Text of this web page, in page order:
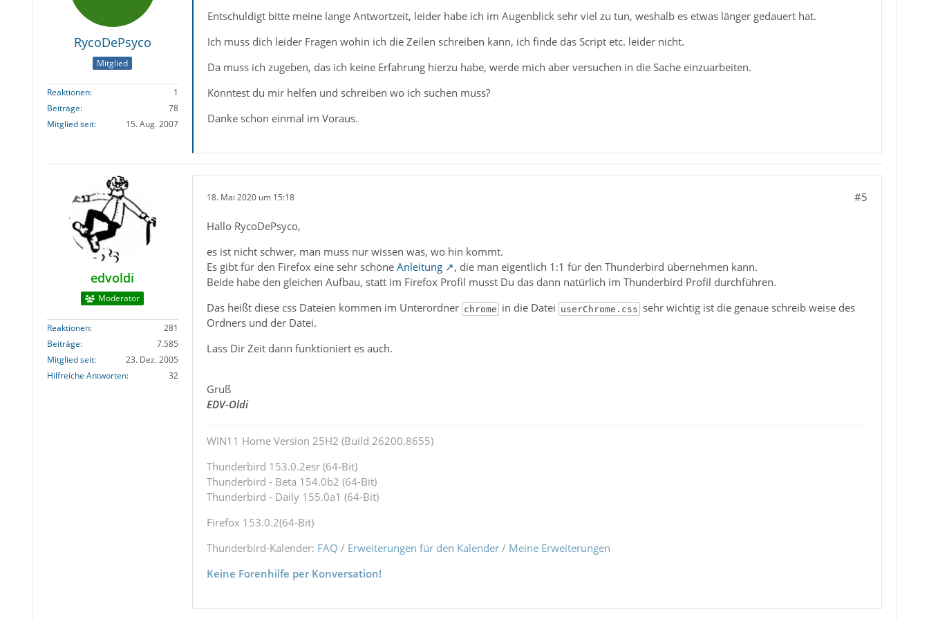
RycoDePsyco
Mitglied
Reaktionen
1
Beiträge
78
Mitglied seit
15. Aug. 2007
Entschuldigt bitte meine lange Antwortzeit, leider habe ich im Augenblick sehr viel zu tun, weshalb es etwas länger gedauert hat.
Ich muss dich leider Fragen wohin ich die Zeilen schreiben kann, ich finde das Script etc. leider nicht.
Da muss ich zugeben, das ich keine Erfahrung hierzu habe, werde mich aber versuchen in die Sache einzuarbeiten.
Könntest du mir helfen und schreiben wo ich suchen muss?
Danke schon einmal im Voraus.
edvoldi
Moderator
Reaktionen
281
Beiträge
7.585
Mitglied seit
23. Dez. 2005
Hilfreiche Antworten
32
18. Mai 2020 um 15:18 #5
Hallo RycoDePsyco,
es ist nicht schwer, man muss nur wissen was, wo hin kommt.
Es gibt für den Firefox eine sehr schöne Anleitung
, die man eigentlich 1:1 für den Thunderbird übernehmen kann.
Beide habe den gleichen Aufbau, statt im Firefox Profil musst Du das dann natürlich im Thunderbird Profil durchführen.
Das heißt diese css Dateien kommen im Unterordner chrome in die Datei userChrome.css sehr wichtig ist die genaue schreib weise des
Ordners und der Datei.
Lass Dir Zeit dann funktioniert es auch.
Gruß
EDV-Oldi
WIN11 Home Version 25H2 (Build 26200.8655)
Thunderbird 153.0.2esr (64-Bit)
Thunderbird - Beta 154.0b2 (64-Bit)
Thunderbird - Daily 155.0a1 (64-Bit)
Firefox 153.0.2(64-Bit)
Thunderbird-Kalender: FAQ / Erweiterungen für den Kalender/ Meine Erweiterungen
Keine Forenhilfe per Konversation!